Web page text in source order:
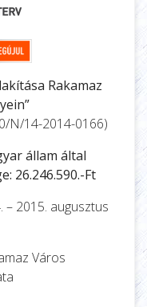
Rakamaz
N/14-2014-0166)
állam által
26.246.590.-Ft
– 2015. augusztus
Város